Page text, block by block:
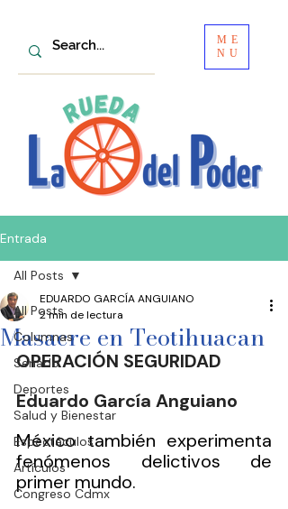
ME
NU
Entrada
All Posts
Columnas
Senado
Deportes
Salud y Bienestar
Espectáculos
Artículos
Congreso Cdmx
All Posts
Masacre en Teotihuacan
EDUARDO GARCÍA ANGUIANO
2 min de lectura
OPERACIÓN SEGURIDAD
Eduardo García Anguiano
México también experimenta
fenómenos delictivos de
primer mundo.